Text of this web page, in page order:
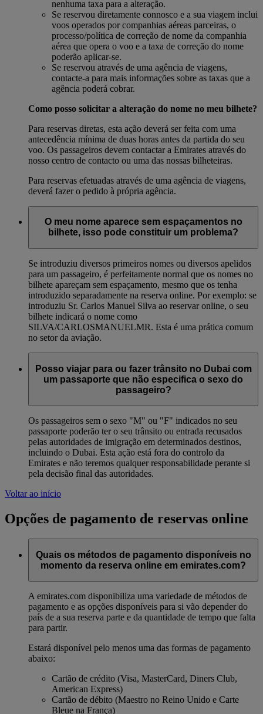
nenhuma taxa para a alteração.
Se reservou diretamente connosco e a sua viagem inclui
voos operados por companhias aéreas parceiras, o
processo/política de correção de nome da companhia
aérea que opera o voo e a taxa de correção do nome
poderão aplicar-se.
Se reservou através de uma agência de viagens,
contacte-a para mais informações sobre as taxas que a
agência poderá cobrar.
Como posso solicitar a alteração do nome no meu bilhete?
Para reservas diretas, esta ação deverá ser feita com uma
antecedência mínima de duas horas antes da partida do seu
voo. Os passageiros devem contactar a Emirates através do
nosso centro de contacto ou uma das nossas bilheteiras.
Para reservas efetuadas através de uma agência de viagens,
deverá fazer o pedido à própria agência.
O meu nome aparece sem espaçamentos no
bilhete, isso pode constituir um problema?
Se introduziu diversos primeiros nomes ou diversos apelidos
para um passageiro, é perfeitamente normal que os nomes no
bilhete apareçam sem espaçamento, mesmo que os tenha
introduzido separadamente na reserva online. Por exemplo: se
introduziu Sr. Carlos Manuel Silva ao reservar online, o seu
bilhete indicará o nome como
SILVA/CARLOSMANUELMR. Esta é uma prática comum
no setor da aviação.
Posso viajar para ou fazer trânsito no Dubai com
um passaporte que não especifica o sexo do
passageiro?
Os passageiros sem o sexo "M" ou "F" indicados no seu
passaporte poderão ter o seu trânsito ou entrada recusados
pelas autoridades de imigração em determinados destinos,
incluindo o Dubai. Esta ação está fora do controlo da
Emirates e não teremos qualquer responsabilidade perante si
pela decisão final das autoridades.
Voltar ao início
Opções de pagamento de reservas online
Quais os métodos de pagamento disponíveis no
momento da reserva online em emirates.com?
A emirates.com disponibiliza uma variedade de métodos de
pagamento e as opções disponíveis para si vão depender do
país de a sua reserva parte e da quantidade de tempo que falta
para partir.
Estará disponível pelo menos uma das formas de pagamento
abaixo:
Cartão de crédito (Visa, MasterCard, Diners Club,
American Express)
Cartão de débito (Maestro no Reino Unido e Carte
Bleue na França)